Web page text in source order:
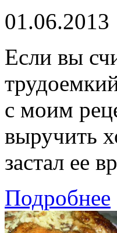
01.06.2013
Если вы
с моим
выручить
застал ее
Подробнее